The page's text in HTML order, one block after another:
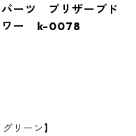
ーツ プリザーブド
ワー k-0078
リーン】